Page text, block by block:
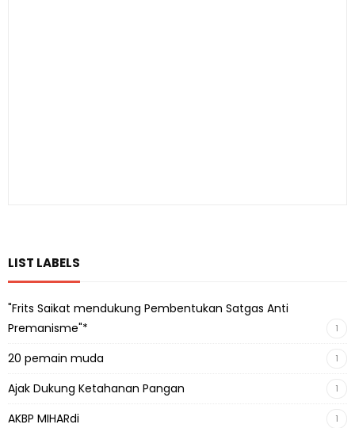
LIST LABELS
"Frits Saikat mendukung Pembentukan Satgas Anti
Premanisme"*
1
20 pemain muda 1
Ajak Dukung Ketahanan Pangan 1
AKBP MIHARdi 1